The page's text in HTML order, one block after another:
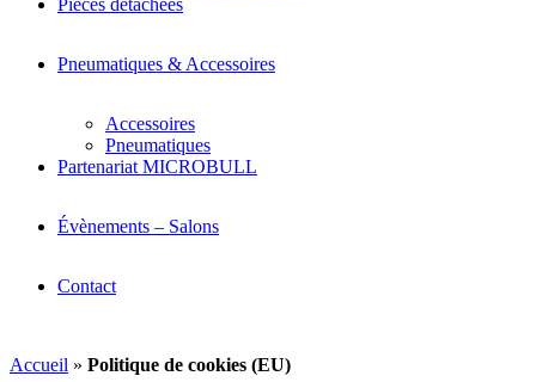
Pièces détachées
Pneumatiques & Accessoires
Accessoires
Pneumatiques
Partenariat MICROBULL
Évènements – Salons
Contact
Accueil » Politique de cookies (EU)